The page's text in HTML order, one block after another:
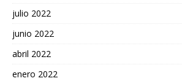
julio 2022
junio 2022
abril 2022
enero 2022